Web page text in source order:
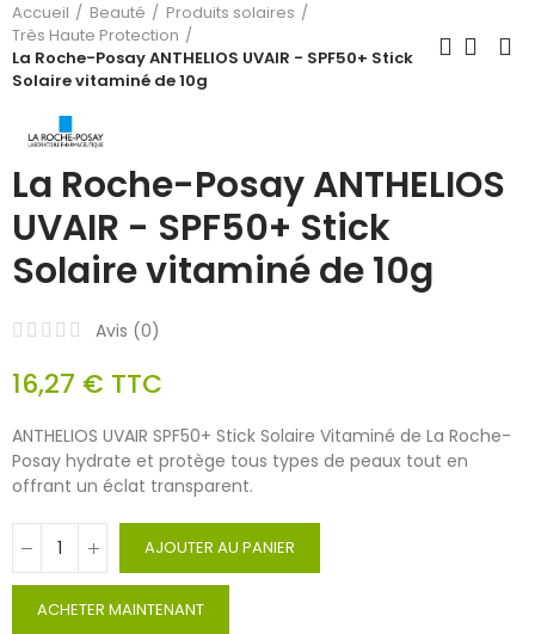
Accueil Beauté
Produits solaires
Très Haute Protection
La Roche-Posay ANTHELIOS UVAIR - SPF50+ Stick
Solaire vitaminé de 10g
La Roche-Posay ANTHELIOS
UVAIR - SPF50+ Stick
Solaire vitaminé de 10g
Avis (0)
16,27 € TTC
ANTHELIOS UVAIR SPF50+ Stick Solaire Vitaminé de La Roche-
Posay hydrate et protège tous types de peaux tout en
offrant un éclat transparent.
AJOUTER AU PANIER
ACHETER MAINTENANT